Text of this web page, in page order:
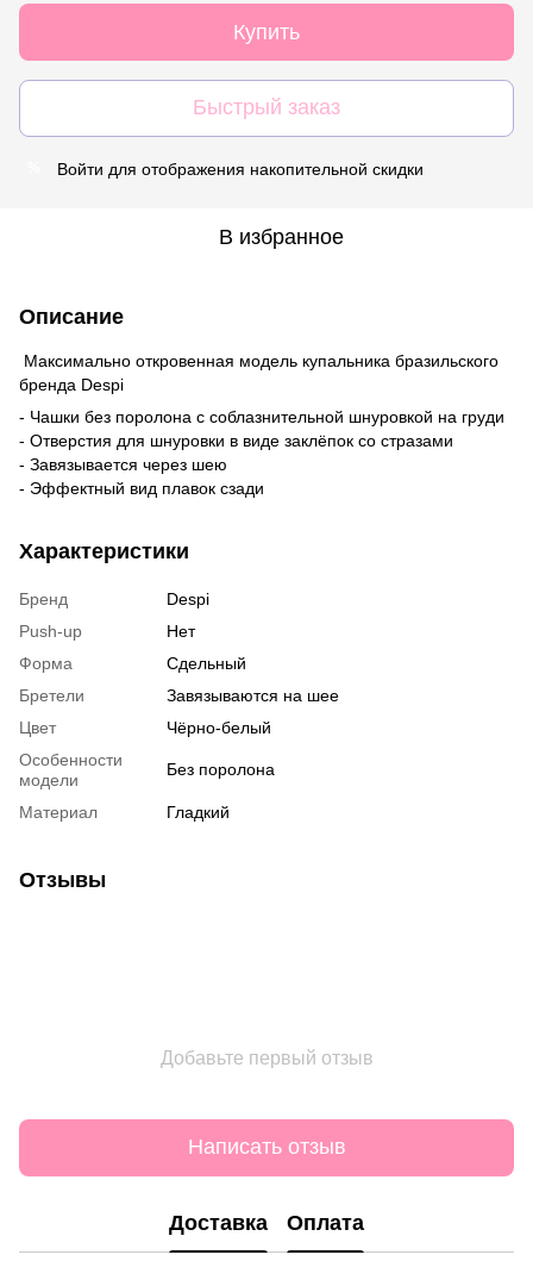
Купить
Быстрый заказ
Войти для отображения накопительной скидки
В избранное
Описание
Максимально откровенная модель купальника бразильского
бренда Despi
- Чашки без поролона с соблазнительной шнуровкой на груди
- Отверстия для шнуровки в виде заклёпок со стразами
- Завязывается через шею
- Эффектный вид плавок сзади
Характеристики
Бренд
Despi
Push-up
Нет
Форма
Сдельный
Бретели
Завязываются на шее
Цвет
Чёрно-белый
Особенности
модели
Без поролона
Материал Гладкий
Отзывы
Добавьте первый отзыв
Написать отзыв
Доставка Оплата